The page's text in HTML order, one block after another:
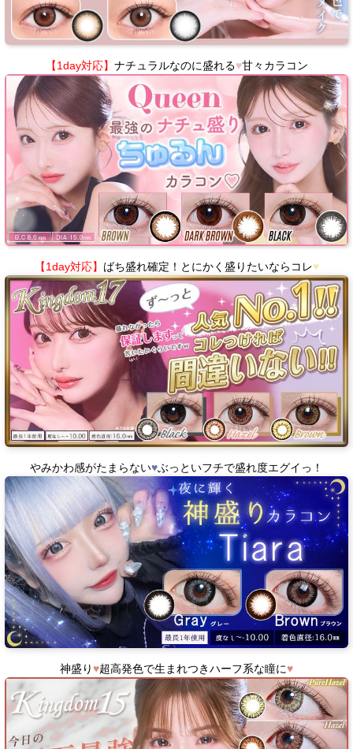
【1day対応】 ナチュラルなのに盛れる♥甘々カラコン
【1day対応】 ばち盛れ確定！とにかく盛りたいならコレ♥
やみかわ感がたまらない♥ぶっといフチで盛れ度エグイっ！
神盛り♥超高発色で生まれつきハーフ系な瞳に♥